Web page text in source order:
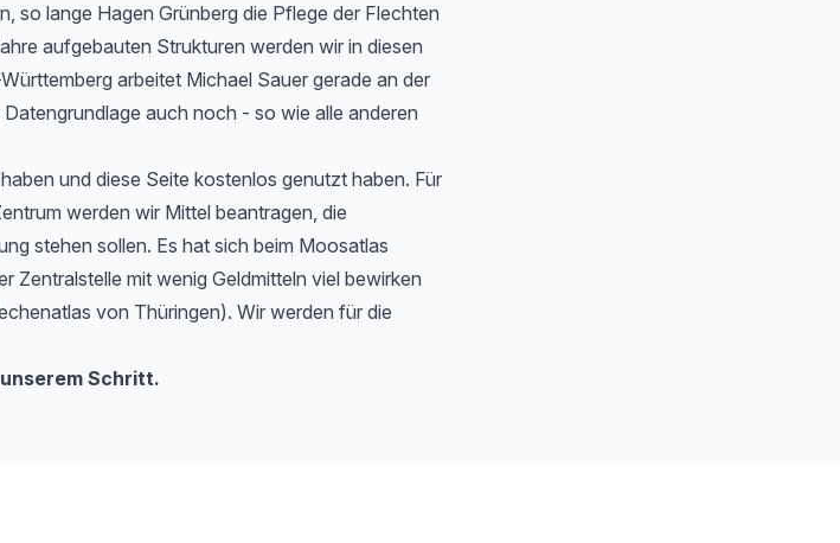
so lange Hagen Grünberg die Pflege der Flechten
aufgebauten Strukturen werden wir in diesen
arbeitet Michael Sauer gerade an der
auch noch - so wie alle anderen
und diese Seite kostenlos genutzt haben. Für
werden wir Mittel beantragen, die
stehen sollen. Es hat sich beim Moosatlas
Zentralstelle mit wenig Geldmitteln viel bewirken
von Thüringen). Wir werden für die
Schritt.